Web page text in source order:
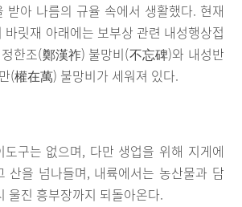
받아 나름의 규율 속에서 생활했다. 현재
바릿재 아래에는 보부상 관련 내성행상접
한조(鄭漢祚) 불망비(不忘碑)와 내성반
(權在萬) 불망비가 세워져 있다.
구는 없으며, 다만 생업을 위해 지게에
산을 넘나들며, 내륙에서는 농산물과 담
울진 흥부장까지 되돌아온다.